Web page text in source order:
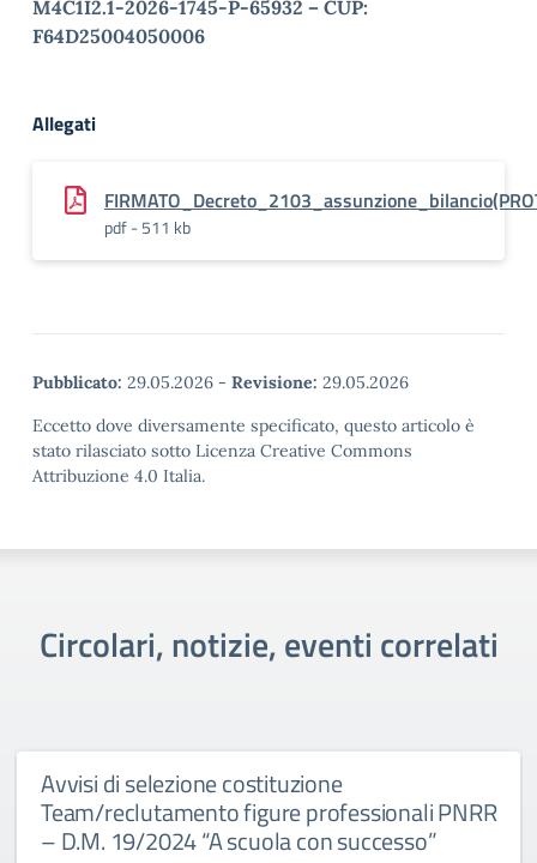
M4C1I2.1-2026-1745-P-65932 – CUP:
F64D25004050006
Allegati
pdf - 511 kb
Pubblicato: 29.05.2026 - Revisione: 29.05.2026
Eccetto dove diversamente specificato, questo articolo è
stato rilasciato sotto Licenza Creative Commons
Attribuzione 4.0 Italia.
Circolari, notizie, eventi correlati
Avvisi di selezione costituzione
Team/reclutamento figure professionali PNRR
– D.M. 19/2024 “A scuola con successo”